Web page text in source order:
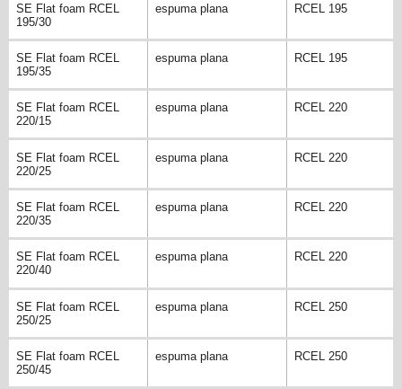
SE Flat foam RCEL
195/30
espuma plana RCEL 195
SE Flat foam RCEL
195/35
espuma plana RCEL 195
SE Flat foam RCEL
220/15
espuma plana RCEL 220
SE Flat foam RCEL
220/25
espuma plana RCEL 220
SE Flat foam RCEL
220/35
espuma plana RCEL 220
SE Flat foam RCEL
220/40
espuma plana RCEL 220
SE Flat foam RCEL
250/25
espuma plana RCEL 250
SE Flat foam RCEL
250/45
espuma plana RCEL 250